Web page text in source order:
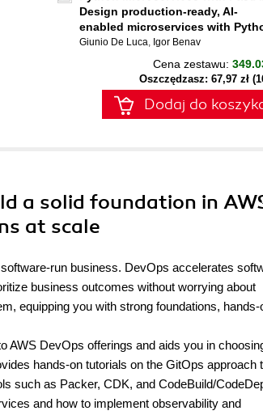
Design production-ready, AI-
enabled microservices with
Giunio De Luca, Igor Benav
Cena zestawu:
Oszczędzasz: 67,97 zł
Dodaj do
a solid foundation in
at scale
run business. DevOps accelerates
business outcomes without worrying about
equipping you with strong foundations, hands-
AWS DevOps offerings and aids you in
hands-on tutorials on the GitOps approach
such as Packer, CDK, and CodeBuild/
and how to implement observability and